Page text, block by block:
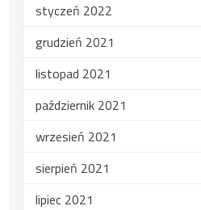
styczeń 2022
grudzień 2021
listopad 2021
październik 2021
wrzesień 2021
sierpień 2021
lipiec 2021